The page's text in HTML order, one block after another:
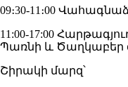
09։30-11։00
11:00-17:00
Պառնի և Ծաղկաբեր
Շիրակի մարզ՝